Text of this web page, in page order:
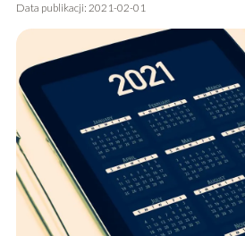
Data publikacji: 2021-02-01